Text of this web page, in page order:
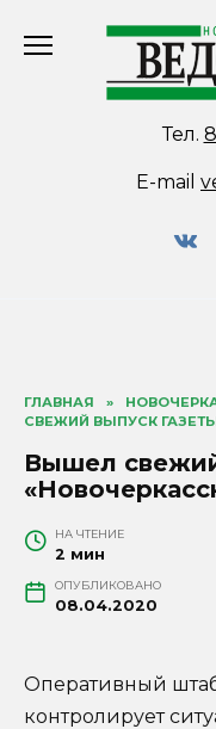
Тел.
E-mail
ГЛАВНАЯ »
СВЕЖИЙ ВЫПУСК
Вышел
НА ЧТЕНИЕ
2 мин
ОПУБЛИКОВАНО
08.04.2020
Оперативный
контролирует